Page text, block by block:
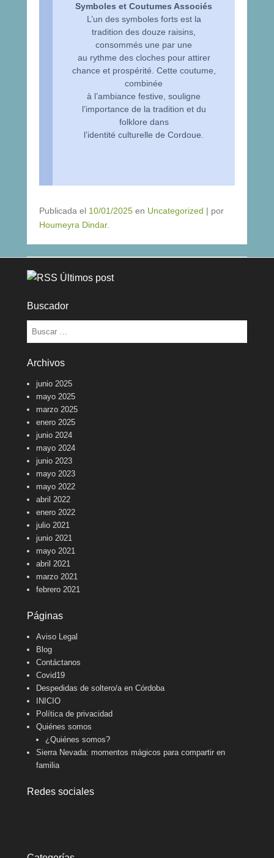
Symboles et Coutumes Associés
L’un des symboles forts est la
tradition des douze raisins,
consommés une par une
au rythme des cloches pour attirer
chance et prospérité. Cette coutume,
combinée
à l’ambiance festive, souligne
l’importance de la tradition et du
folklore dans
l’identité culturelle de Cordoue.
Publicada el 10/01/2025 en Uncategorized | por
Houmeyra Dindar.
Últimos post
Buscador
Buscar
Archivos
junio 2025
mayo 2025
marzo 2025
enero 2025
junio 2024
mayo 2024
junio 2023
mayo 2023
mayo 2022
abril 2022
enero 2022
julio 2021
junio 2021
mayo 2021
abril 2021
marzo 2021
febrero 2021
Páginas
Aviso Legal
Blog
Contáctanos
Covid19
Despedidas de soltero/a en Córdoba
INICIO
Política de privacidad
Quiénes somos
¿Quiénes somos?
Sierra Nevada: momentos mágicos para compartir en
familia
Redes sociales